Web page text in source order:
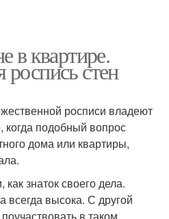
в квартире.
роспись стен
росписи владеют
когда подобный вопрос
дома или квартиры,
знаток своего дела.
всегда высока. С другой